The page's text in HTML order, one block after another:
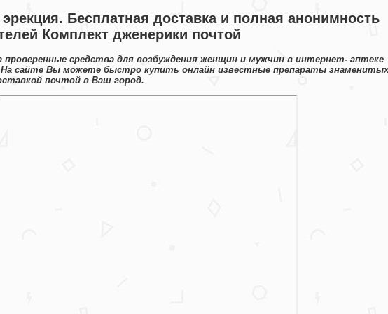
Бесплатная доставка и полная анонимность
Комплект дженерики почтой
проверенные средства для возбуждения женщин и мужчин в интернет- аптеке
На сайте Вы можете быстро купить онлайн известные препараты знаменитых
почтой в Ваш город.